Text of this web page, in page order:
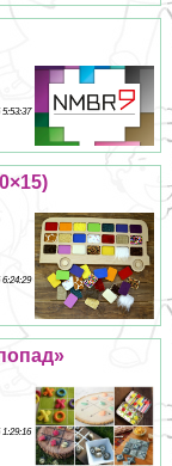
5:53:37
6:24:29
1:29:16